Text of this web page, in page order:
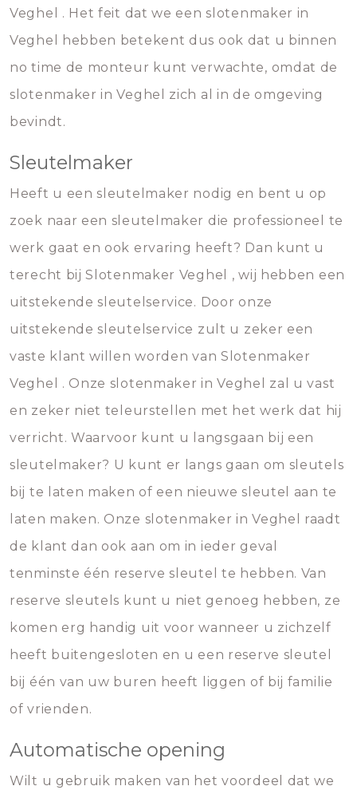
Veghel . Het feit dat we een slotenmaker in
Veghel hebben betekent dus ook dat u binnen
no time de monteur kunt verwachte, omdat de
slotenmaker in Veghel zich al in de omgeving
bevindt.
Sleutelmaker
Heeft u een sleutelmaker nodig en bent u op
zoek naar een sleutelmaker die professioneel te
werk gaat en ook ervaring heeft? Dan kunt u
terecht bij Slotenmaker Veghel , wij hebben een
uitstekende sleutelservice. Door onze
uitstekende sleutelservice zult u zeker een
vaste klant willen worden van Slotenmaker
Veghel . Onze slotenmaker in Veghel zal u vast
en zeker niet teleurstellen met het werk dat hij
verricht. Waarvoor kunt u langsgaan bij een
sleutelmaker? U kunt er langs gaan om sleutels
bij te laten maken of een nieuwe sleutel aan te
laten maken. Onze slotenmaker in Veghel raadt
de klant dan ook aan om in ieder geval
tenminste één reserve sleutel te hebben. Van
reserve sleutels kunt u niet genoeg hebben, ze
komen erg handig uit voor wanneer u zichzelf
heeft buitengesloten en u een reserve sleutel
bij één van uw buren heeft liggen of bij familie
of vrienden.
Automatische opening
Wilt u gebruik maken van het voordeel dat we